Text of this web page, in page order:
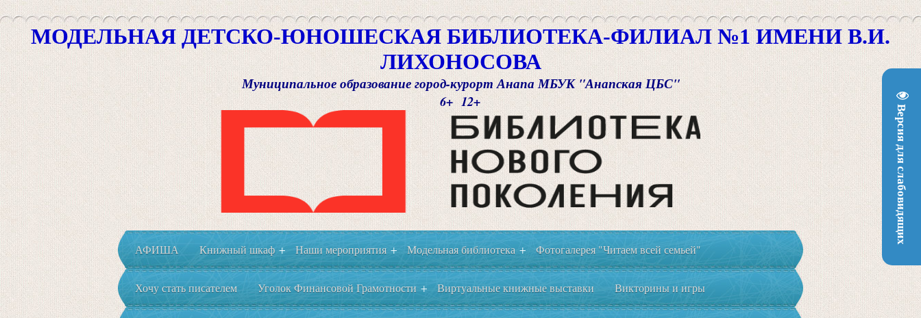
Версия для слабовидящих
МОДЕЛЬНАЯ ДЕТСКО-ЮНОШЕСКАЯ БИБЛИОТЕКА-ФИЛИАЛ №1 ИМЕНИ В.И.
ЛИХОНОСОВА
Муниципальное образование город-курорт Анапа МБУК "Анапская ЦБС"
6+ 12+
АФИША Книжный шкаф + Наши мероприятия + Модельная библиотека + Фотогалерея "Читаем всей семьей"
Хочу стать писателем Уголок Финансовой Грамотности + Виртуальные книжные выставки Викторины и игры